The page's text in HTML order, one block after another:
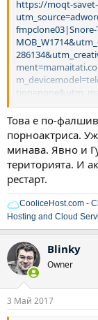
https://moqt-
fmpclone03|Snore-
Това е по-
порноактриса.
минава. Явно и
територията. И
рестарт.
CooliceHost.com -
Hosting and Cloud
Blinky
Owner
3 Май 2017